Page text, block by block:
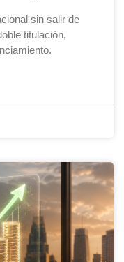
sin salir de
titulación,